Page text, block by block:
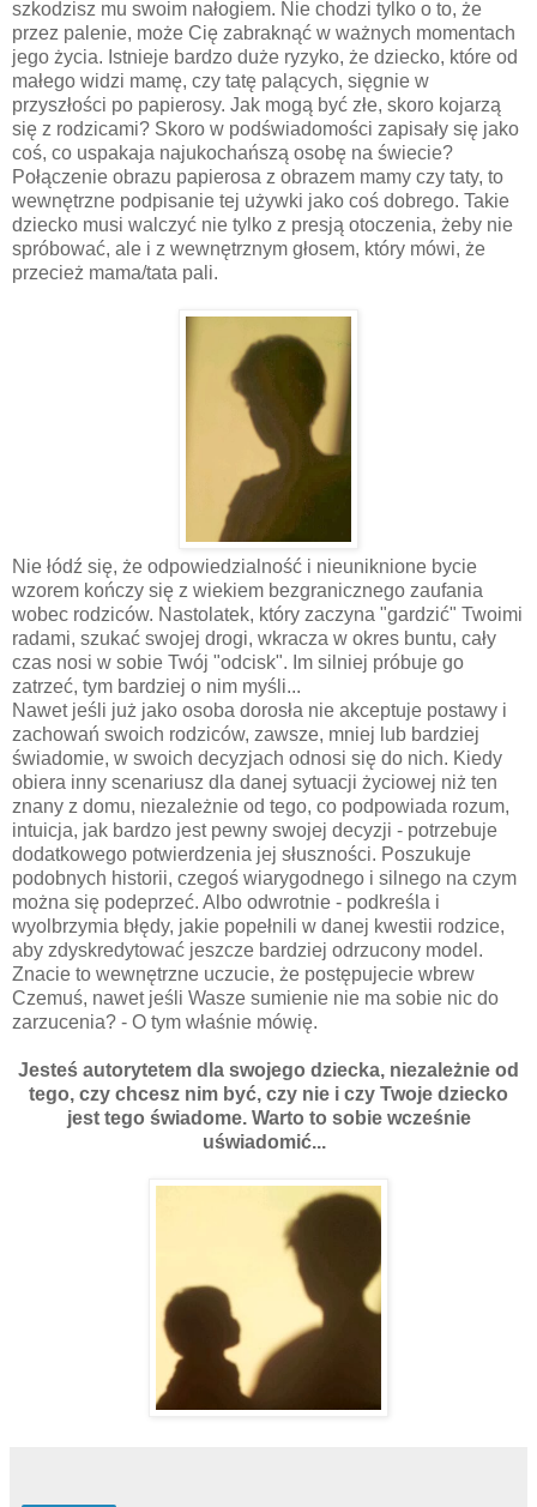
szkodzisz mu swoim nałogiem. Nie chodzi tylko o to, że
przez palenie, może Cię zabraknąć w ważnych momentach
jego życia. Istnieje bardzo duże ryzyko, że dziecko, które od
małego widzi mamę, czy tatę palących, sięgnie w
przyszłości po papierosy. Jak mogą być złe, skoro kojarzą
się z rodzicami? Skoro w podświadomości zapisały się jako
coś, co uspakaja najukochańszą osobę na świecie?
Połączenie obrazu papierosa z obrazem mamy czy taty, to
wewnętrzne podpisanie tej używki jako coś dobrego. Takie
dziecko musi walczyć nie tylko z presją otoczenia, żeby nie
spróbować, ale i z wewnętrznym głosem, który mówi, że
przecież mama/tata pali.
Nie łódź się, że odpowiedzialność i nieuniknione bycie
wzorem kończy się z wiekiem bezgranicznego zaufania
wobec rodziców. Nastolatek, który zaczyna "gardzić" Twoimi
radami, szukać swojej drogi, wkracza w okres buntu, cały
czas nosi w sobie Twój "odcisk". Im silniej próbuje go
zatrzeć, tym bardziej o nim myśli...
Nawet jeśli już jako osoba dorosła nie akceptuje postawy i
zachowań swoich rodziców, zawsze, mniej lub bardziej
świadomie, w swoich decyzjach odnosi się do nich. Kiedy
obiera inny scenariusz dla danej sytuacji życiowej niż ten
znany z domu, niezależnie od tego, co podpowiada rozum,
intuicja, jak bardzo jest pewny swojej decyzji - potrzebuje
dodatkowego potwierdzenia jej słuszności. Poszukuje
podobnych historii, czegoś wiarygodnego i silnego na czym
można się podeprzeć. Albo odwrotnie - podkreśla i
wyolbrzymia błędy, jakie popełnili w danej kwestii rodzice,
aby zdyskredytować jeszcze bardziej odrzucony model.
Znacie to wewnętrzne uczucie, że postępujecie wbrew
Czemuś, nawet jeśli Wasze sumienie nie ma sobie nic do
zarzucenia? - O tym właśnie mówię.
Jesteś autorytetem dla swojego dziecka, niezależnie od
tego, czy chcesz nim być, czy nie i czy Twoje dziecko
jest tego świadome. Warto to sobie wcześnie
uświadomić...